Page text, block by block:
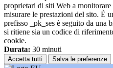
proprietari di siti Web a
misurare le prestazioni del sito. È
prefisso _pk_ses è seguito da una
si ritiene sia un codice di
cookie.
Durata: 30 minuti
Accetta tutti Salva le preferenze